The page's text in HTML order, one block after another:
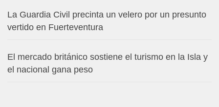
La Guardia Civil precinta un velero por un presunto
vertido en Fuerteventura
El mercado británico sostiene el turismo en la Isla y
el nacional gana peso